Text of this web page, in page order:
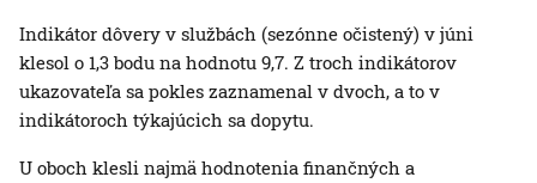
Indikátor dôvery v službách (sezónne očistený) v júni
klesol o 1,3 bodu na hodnotu 9,7. Z troch indikátorov
ukazovateľa sa pokles zaznamenal v dvoch, a to v
indikátoroch týkajúcich sa dopytu.
U oboch klesli najmä hodnotenia finančných a